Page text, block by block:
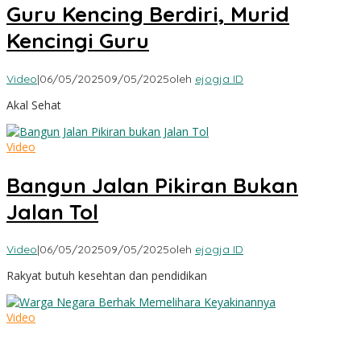
Guru Kencing Berdiri, Murid
Kencingi Guru
Video|06/05/202509/05/2025oleh ejogja ID
Akal Sehat
Video
Bangun Jalan Pikiran Bukan
Jalan Tol
Video|06/05/202509/05/2025oleh ejogja ID
Rakyat butuh kesehtan dan pendidikan
Video